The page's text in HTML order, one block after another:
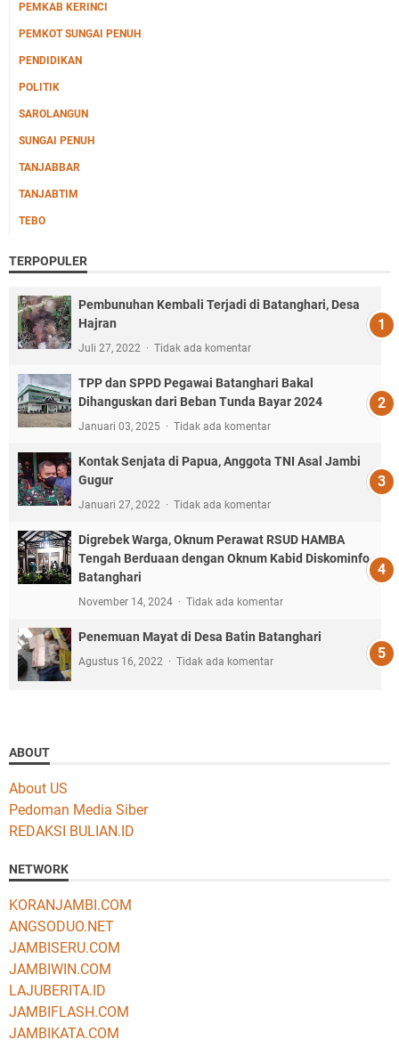
PEMKAB KERINCI
PEMKOT SUNGAI PENUH
PENDIDIKAN
POLITIK
SAROLANGUN
SUNGAI PENUH
TANJABBAR
TANJABTIM
TEBO
TERPOPULER
Pembunuhan Kembali Terjadi di Batanghari, Desa
Hajran
Juli 27, 2022 Tidak ada komentar
TPP dan SPPD Pegawai Batanghari Bakal
Dihanguskan dari Beban Tunda Bayar 2024
Januari 03, 2025 Tidak ada komentar
Kontak Senjata di Papua, Anggota TNI Asal Jambi
Gugur
Januari 27, 2022 Tidak ada komentar
Digrebek Warga, Oknum Perawat RSUD HAMBA
Tengah Berduaan dengan Oknum Kabid Diskominfo
Batanghari
November 14, 2024 Tidak ada komentar
Penemuan Mayat di Desa Batin Batanghari
Agustus 16, 2022 Tidak ada komentar
ABOUT
About US
Pedoman Media Siber
REDAKSI BULIAN.ID
NETWORK
KORANJAMBI.COM
ANGSODUO.NET
JAMBISERU.COM
JAMBIWIN.COM
LAJUBERITA.ID
JAMBIFLASH.COM
JAMBIKATA.COM